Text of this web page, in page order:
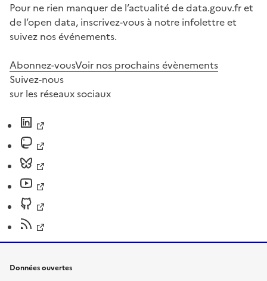
Pour ne rien manquer de l’actualité de data.gouv.fr et
de l’open data, inscrivez-vous à notre infolettre et
suivez nos événements.
Abonnez-vousVoir nos prochains évènements
Suivez-nous
sur les réseaux sociaux
Données ouvertes